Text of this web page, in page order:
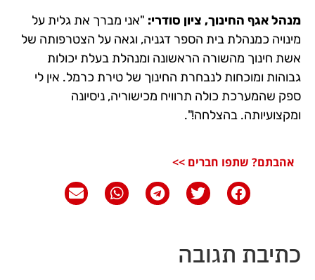
מנהל אגף החינוך, ציון סודרי: "אני מברך את גלית על
מינויה כמנהלת בית הספר דגניה, וגאה על הצטרפותה של
אשת חינוך מהשורה הראשונה ומנהלת בעלת יכולות
גבוהות ומוכחות לנבחרת החינוך של טירת כרמל. אין לי
ספק שהמערכת כולה תרוויח מכישוריה, ניסיונה
ומקצועיותה. בהצלחה!".
אהבתם? שתפו חברים >>
כתיבת תגובה